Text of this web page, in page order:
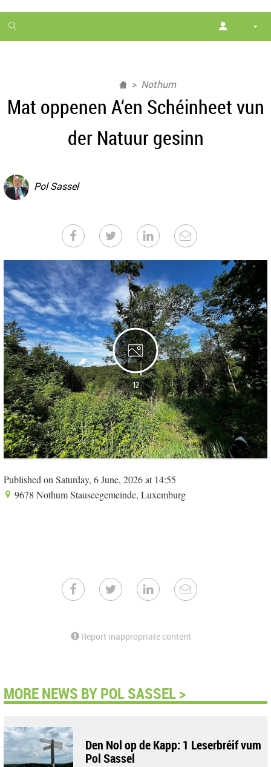
1
month
Nothum
Mat oppenen A‘en Schéinheet vun
der Natuur gesinn
Pol Sassel
12
Published on Saturday, 6 June, 2026 at 14:55
9678 Nothum Stauseegemeinde, Luxemburg
Report inappropriate content
MORE NEWS BY POL SASSEL >
Den Nol op de Kapp: 1 Leserbréif vum
Pol Sassel